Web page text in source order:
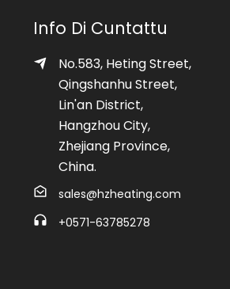
Info Di Cuntattu
No.583, Heting Street,
Qingshanhu Street,
Lin'an District,
Hangzhou City,
Zhejiang Province,
China.
sales@hzheating.com
+0571-63785278